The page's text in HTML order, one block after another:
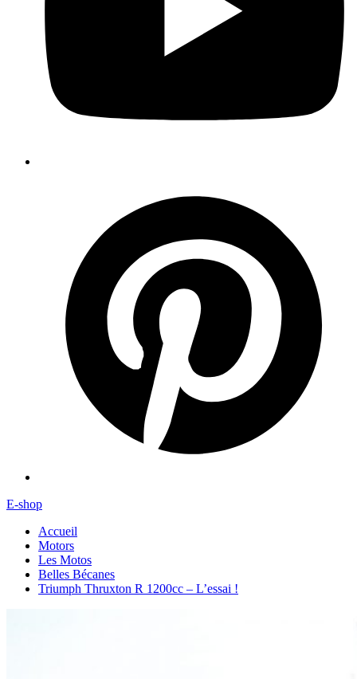
E-shop
Accueil
Motors
Les Motos
Belles Bécanes
Triumph Thruxton R 1200cc – L’essai !